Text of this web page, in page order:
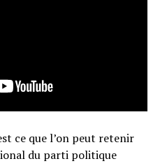
ce que l’on peut retenir
du parti politique